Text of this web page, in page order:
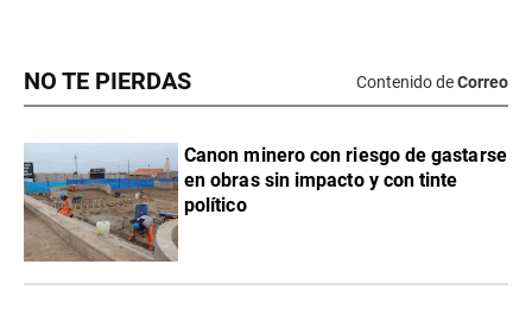
NO TE PIERDAS Contenido deCorreo
Canon minero con riesgo de gastarse
en obras sin impacto y con tinte
político